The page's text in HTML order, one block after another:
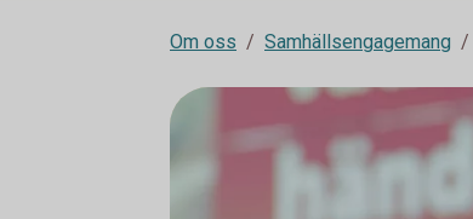
Om oss Samhällsengagemang